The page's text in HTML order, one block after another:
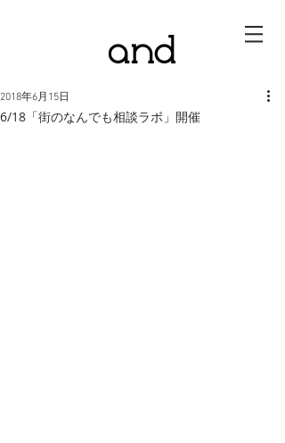
6/18「街のなんでも相談ラボ」開催
2018年6月15日